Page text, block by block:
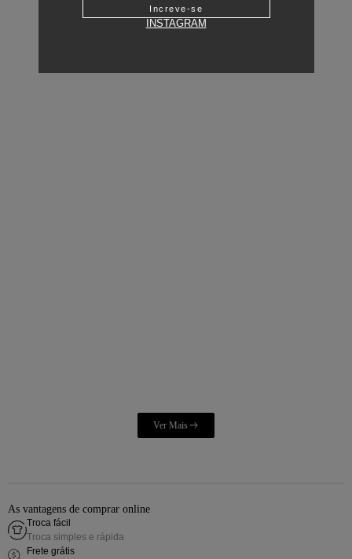
As vantagens de comprar online
Troca fácil
Troca simples e rápida
Frete grátis
Increve-se
INSTAGRAM